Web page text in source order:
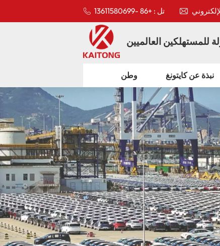
تل : +86 -13611580699
للمستهلكين العالميين
وطن نبذة عن كايتونغ